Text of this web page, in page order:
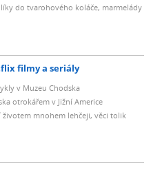
do tvarohového koláče, marmelády
filmy a seriály
v Muzeu Chodska
otrokářem v Jižní Americe
životem mnohem lehčeji, věci tolik